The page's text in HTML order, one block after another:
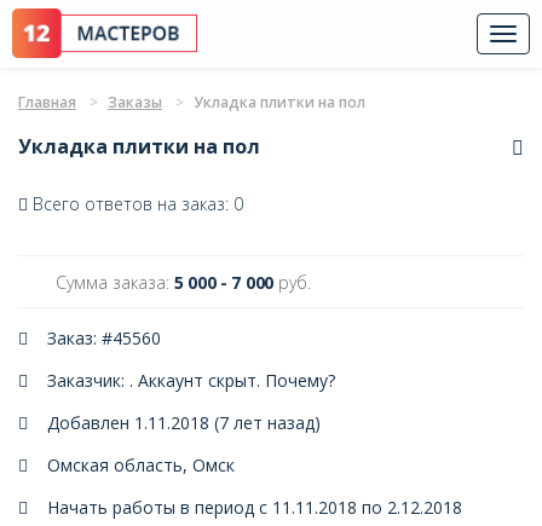
Главная Заказы Укладка плитки на пол
Укладка плитки на пол
Всего ответов на заказ: 0
Сумма заказа: 5 000 - 7 000 руб.
Заказ: #45560
Заказчик: . Аккаунт скрыт. Почему?
Добавлен 1.11.2018 (7 лет назад)
Омская область, Омск
Начать работы в период с 11.11.2018 по 2.12.2018